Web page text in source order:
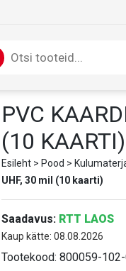
PVC
(10 KAARTI)
Esileht> Pood >
UHF, 30 mil (10 kaarti)
Saadavus: RTT LAOS
Kaup kätte: 08.08.2026
Tootekood: 800059-